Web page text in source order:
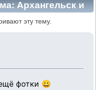
Архангельск и
34559
эту тему.
фотки 😀